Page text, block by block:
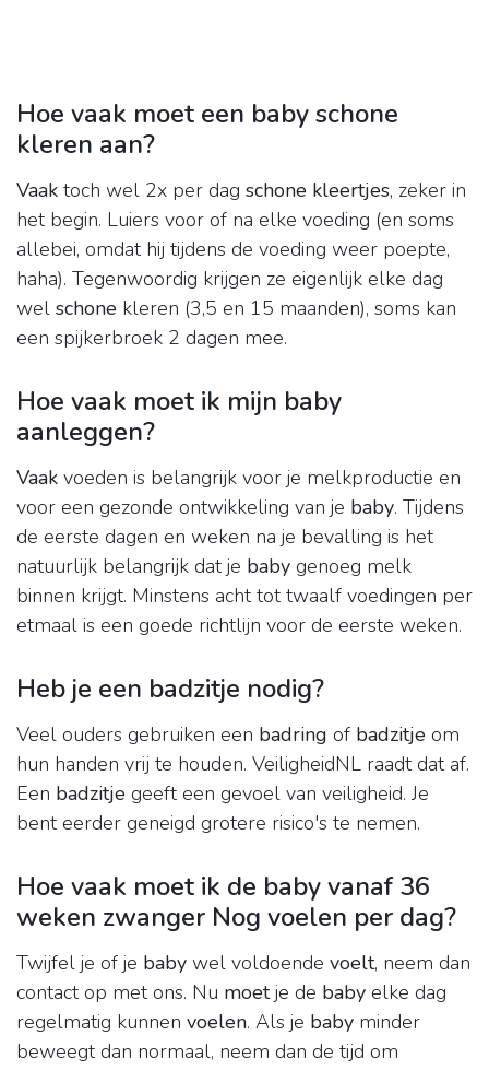
Hoe vaak moet een baby schone
kleren aan?
Vaak toch wel 2x per dag schone kleertjes, zeker in
het begin. Luiers voor of na elke voeding (en soms
allebei, omdat hij tijdens de voeding weer poepte,
haha). Tegenwoordig krijgen ze eigenlijk elke dag
wel schone kleren (3,5 en 15 maanden), soms kan
een spijkerbroek 2 dagen mee.
Hoe vaak moet ik mijn baby
aanleggen?
Vaak voeden is belangrijk voor je melkproductie en
voor een gezonde ontwikkeling van je baby. Tijdens
de eerste dagen en weken na je bevalling is het
natuurlijk belangrijk dat je baby genoeg melk
binnen krijgt. Minstens acht tot twaalf voedingen per
etmaal is een goede richtlijn voor de eerste weken.
Heb je een badzitje nodig?
Veel ouders gebruiken een badring of badzitje om
hun handen vrij te houden. VeiligheidNL raadt dat af.
Een badzitje geeft een gevoel van veiligheid. Je
bent eerder geneigd grotere risico's te nemen.
Hoe vaak moet ik de baby vanaf 36
weken zwanger Nog voelen per dag?
Twijfel je of je baby wel voldoende voelt, neem dan
contact op met ons. Nu moetje de baby elke dag
regelmatig kunnen voelen. Als je baby minder
beweegt dan normaal, neem dan de tijd om